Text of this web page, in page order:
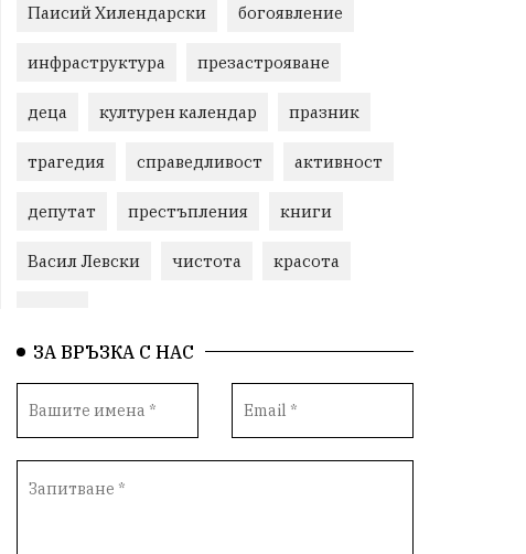
Паисий Хилендарски богоявление
инфраструктура презастрояване
деца културен календар празник
трагедия справедливост активност
депутат престъпления книги
Васил Левски чистота красота
ЗА ВРЪЗКА С НАС